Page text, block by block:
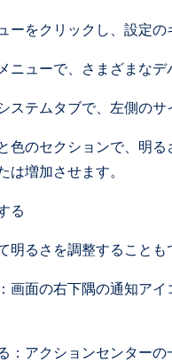
ーをクリックし、設定の
ニューで、さまざまな
ステムタブで、左側のサ
色のセクションで、明
増加させます。
る
るさを調整することも
画面の右下隅の通知ア
：アクションセンター